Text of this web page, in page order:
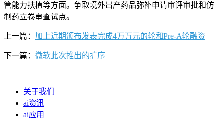
管能力扶植等方面。争取境外出产药品弥补申请审评审批和仿
制药立卷审查试点。
上一篇： 加上近期颁布发表完成4万万元的轮和Pre-A轮融资
下一篇： 微软此次推出的扩序
关于我们
ai资讯
ai应用